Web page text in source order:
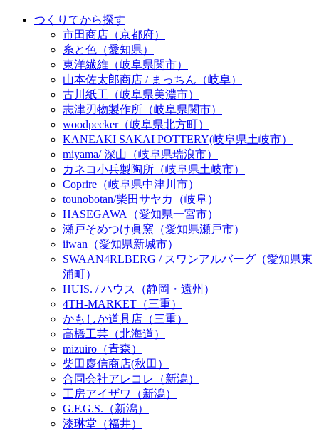
つくりてから探す
市田商店（京都府）
糸と色（愛知県）
東洋繊維（岐阜県関市）
山本佐太郎商店 / まっちん（岐阜）
古川紙工（岐阜県美濃市）
志津刃物製作所（岐阜県関市）
woodpecker（岐阜県北方町）
KANEAKI SAKAI POTTERY(岐阜県土岐市）
miyama/ 深山（岐阜県瑞浪市）
カネコ小兵製陶所（岐阜県土岐市）
Coprire（岐阜県中津川市）
tounobotan/柴田サヤカ（岐阜）
HASEGAWA（愛知県一宮市）
瀬戸そめつけ眞窯（愛知県瀬戸市）
iiwan（愛知県新城市）
SWAAN4RLBERG / スワンアルバーグ（愛知県東
浦町）
HUIS. / ハウス（静岡・遠州）
4TH-MARKET（三重）
かもしか道具店（三重）
高橋工芸（北海道）
mizuiro（青森）
柴田慶信商店(秋田）
合同会社アレコレ（新潟）
工房アイザワ（新潟）
G.F.G.S.（新潟）
漆琳堂（福井）